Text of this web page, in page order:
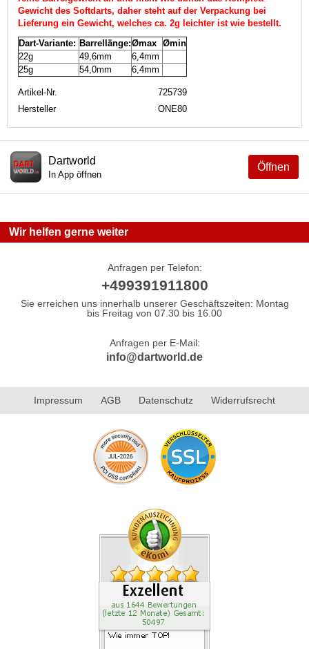
Gewicht des Softdarts, daher steht auf der Verpackung bei
Lieferung ein Gewicht, welches ca. 2g leichter ist wie bestellt.
Dart-Variante: Barrellänge:Ømax Ømin
22g
49,6mm
6,4mm
25g
54,0mm 6,4mm
Artikel-Nr.
725739
Hersteller
ONE80
Öffnen
Dartworld
In App öffnen
Wir helfen gerne weiter
Anfragen per Telefon:
+499391911800
Sie erreichen uns innerhalb unserer Geschäftszeiten: Montag
bis Freitag von 07.30 bis 16.00
Anfragen per E-Mail:
info@dartworld.de
Impressum AGB Datenschutz Widerrufsrecht